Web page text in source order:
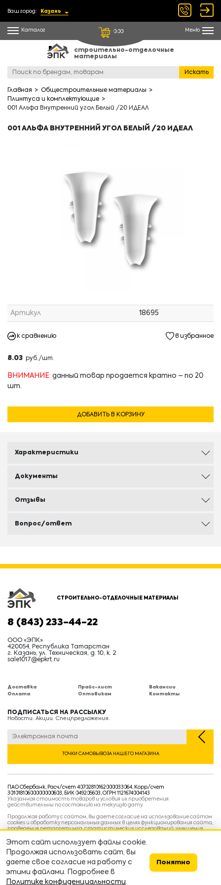
Ваш город: Казань
Каталог 0.00 Меню
строительно-отделочные
материалы
Искать
Главная
Общестроительные материалы
Плинтуса и комплектующие
001 Альфа Внутренний угол Белый /20 ИДЕАЛ
001 АЛЬФА ВНУТРЕННИЙ УГОЛ БЕЛЫЙ /20 ИДЕАЛ
Артикул 18695
к сравнению в избранное
8.03 руб./шт.
ВНИМАНИЕ: данный товар продается кратно – по 20
шт.
ДОБАВИТЬ В КОРЗИНУ
Характеристики
Документы
Отзывы
Вопрос/ответ
СТРОИТЕЛЬНО-ОТДЕЛОЧНЫЕ МАТЕРИАЛЫ
8 (843) 233-44-22
ООО «ЭПК»
420054, Республика Татарстан
г. Казань, ул. Техническая, д. 10, к. 2
sale1017@epkrt.ru
Доставка
Оплата
Прайс-лист
Оптовикам
Вакансии
Контакты
ПОДПИСАТЬСЯ НА РАССЫЛКУ
Новости. Акции. Спецпредложения.
ТОЧКИ САМОВЫВОЗА НАШЕГО МАГАЗИНА
ПАО Сбербанк, Расч/счет 40702810162000033064, Корр/счет
30101810600000000603, БИК 049205603, ОГРН 1121674004143
Указанная стоимость товаров и условия их приобретения
действительны по состоянию на текущую дату.
Продолжая работу с сайтом, вы даете согласие на использование сайтом
cookies и обработку персональных данных в целях функционирования сайта,
проведения ретаргетинга, статистических исследований, улучшения
ваших предпочтений и интересов.
Политика конфиденциальности
Условия пользовательского соглашения
Условия продажи
Сделано в
Этот сайт использует файлы cookie.
Продолжая использовать сайт, вы
даете свое согласие на работу с
этими файлами. Подробнее в
Политике конфиденциальности.
Понятно